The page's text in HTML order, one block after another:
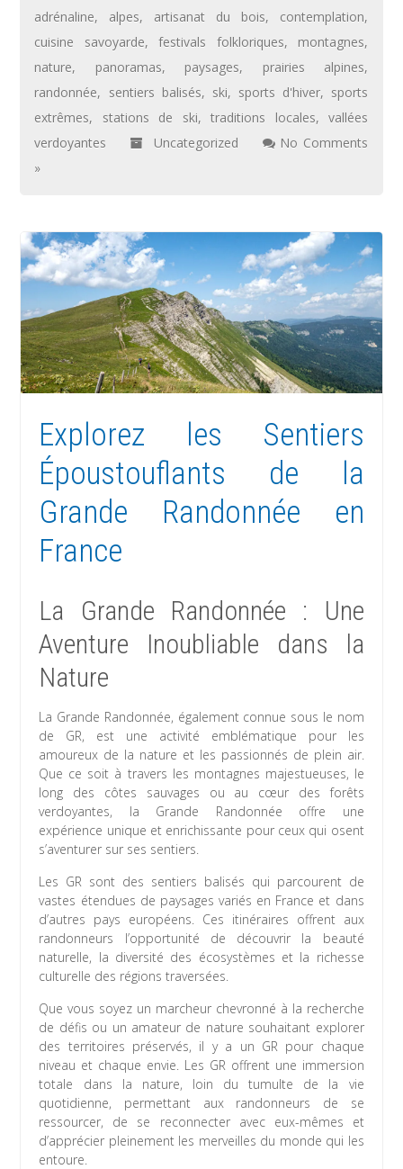
adrénaline, alpes, artisanat du bois, contemplation,
cuisine savoyarde,festivals folkloriques, montagnes,
nature, panoramas, paysages, prairies alpines,
randonnée, sentiers balisés, ski, sports d'hiver, sports
extrêmes, stations de ski,traditions locales,vallées
verdoyantes
Uncategorized
No Comments
»
Explorez les Sentiers
Époustouflants de la
Grande Randonnée en
France
La Grande Randonnée : Une
Aventure Inoubliable dans la
Nature
La Grande Randonnée, également connue sous le nom
de GR, est une activité emblématique pour les
amoureux de la nature et les passionnés de plein air.
Que ce soit à travers les montagnes majestueuses, le
long des côtes sauvages ou au cœur des forêts
verdoyantes, la Grande Randonnée offre une
expérience unique et enrichissante pour ceux qui osent
s’aventurer sur ses sentiers.
Les GR sont des sentiers balisés qui parcourent de
vastes étendues de paysages variés en France et dans
d’autres pays européens. Ces itinéraires offrent aux
randonneurs l’opportunité de découvrir la beauté
naturelle, la diversité des écosystèmes et la richesse
culturelle des régions traversées.
Que vous soyez un marcheur chevronné à la recherche
de défis ou un amateur de nature souhaitant explorer
des territoires préservés, il y a un GR pour chaque
niveau et chaque envie. Les GR offrent une immersion
totale dans la nature, loin du tumulte de la vie
quotidienne, permettant aux randonneurs de se
ressourcer, de se reconnecter avec eux-mêmes et
d’apprécier pleinement les merveilles du monde qui les
entoure.